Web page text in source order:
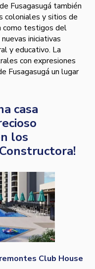
Fusagasugá también
coloniales y sitios de
como testigos del
iniciativas
y educativo. La
con expresiones
Fusagasugá un lugar
casa
los
Club House